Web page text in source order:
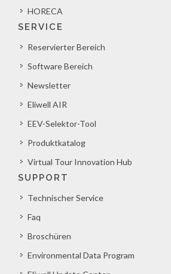
HORECA
SERVICE
Reservierter Bereich
Software Bereich
Newsletter
Eliwell AIR
EEV-Selektor-Tool
Produktkatalog
Virtual Tour Innovation Hub
SUPPORT
Technischer Service
Faq
Broschüren
Environmental Data Program